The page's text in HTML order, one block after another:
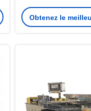
280m/Min de la
5700X1500x2200
Obtenez le